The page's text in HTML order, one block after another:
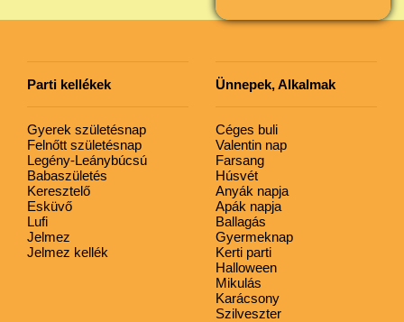
Parti kellékek
Gyerek születésnap
Felnőtt születésnap
Legény-Leánybúcsú
Babaszületés
Keresztelő
Esküvő
Lufi
Jelmez
Jelmez kellék
Ünnepek, Alkalmak
Céges buli
Valentin nap
Farsang
Húsvét
Anyák napja
Apák napja
Ballagás
Gyermeknap
Kerti parti
Halloween
Mikulás
Karácsony
Szilveszter